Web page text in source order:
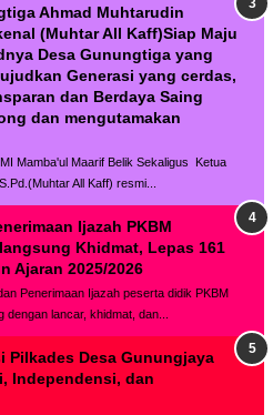
Ahmad Muhtarudin
(Muhtar All Kaff)Siap Maju
Desa Gunungtiga yang
Generasi yang cerdas,
dan Berdaya Saing
dan mengutamakan
Mamba'ul Maarif Belik Sekaligus Ketua
All Kaff) resmi...
Ijazah PKBM
Khidmat, Lepas 161
Ajaran 2025/2026
Penerimaan Ijazah peserta didik PKBM
lancar, khidmat, dan...
Pilkades Desa Gunungjaya
Independensi, dan